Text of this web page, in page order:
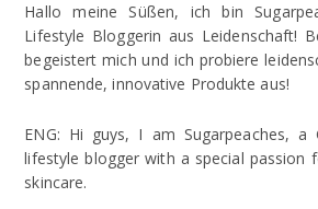
Hallo meine Süßen, ich bin
Lifestyle Bloggerin aus Leidenschaft!
begeistert mich und ich probiere
spannende, innovative Produkte aus!
ENG: Hi guys, I am Sugarpeaches, a
lifestyle blogger with a special passion
skincare.